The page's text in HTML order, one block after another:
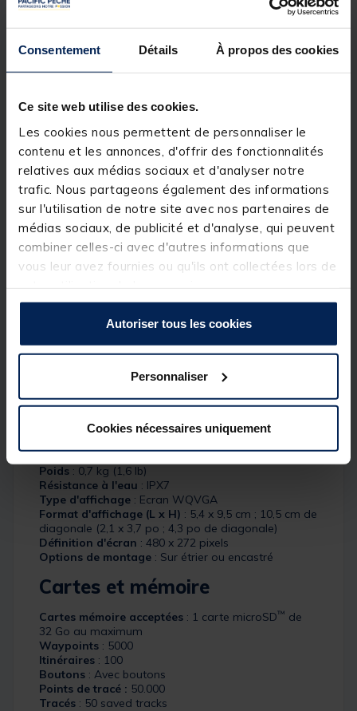
Consentement Détails À propos des cookies
Ce site web utilise des cookies.
Les cookies nous permettent de personnaliser le
contenu et les annonces, d'offrir des fonctionnalités
relatives aux médias sociaux et d'analyser notre
trafic. Nous partageons également des informations
sur l'utilisation de notre site avec nos partenaires de
médias sociaux, de publicité et d'analyse, qui peuvent
combiner celles-ci avec d'autres informations que
vous leur avez fournies ou qu'ils ont collectées lors de
Autoriser tous les cookies
Personnaliser
Cookies nécessaires uniquement
personnalisées avec des courbes bathymétriques
représentées tous les 30 cm, puis personnalisez-les
selon vos besoins. Ces cartes vous appartiennent :
ce sont les vôtres.
Passez aux cartes BlueChart g3 ou BlueChart g3
Vision² ; elles intègrent toutes des données
Navionics, la technologie d'auto guidage ainsi que
bien d'autres fonctions intéressantes. Le logement
pour carte microSD™ vous permet de stocker les
cartes supplémentaires que vous souhaitez acheter.
Emmenez votre ECHOMAP Plus avec vous
Lorsque vous n'êtes pas sur l'eau, conservez
facilement votre ECHOMAP Plus à l'abri. Aucun
tracas lié à la connexion et la déconnexion des
en place et retirer vptre ECHOMAP Plus de son
support en quelques secondes seulement.
Général
8,0 x 3,1 po)
Poids : 0,7 kg (1,6 lb)
Résistance à l'eau : IPX7
Type d'affichage : Ecran WQVGA
Format d'affichage (L x H) : 5,4 x 9,5 cm ; 10,5 cm de
diagonale (2,1 x 3,7 po ; 4,3 po de diagonale)
Définition d'écran : 480 x 272 pixels
Options de montage : Sur étrier ou encastré
Cartes et mémoire
Cartes mémoire acceptées : 1 carte microSD™ de
32 Go au maximum
Waypoints : 5000
Itinéraires : 100
Boutons : Avec boutons
Points de tracé : 50.000
Tracés : 50 saved tracks